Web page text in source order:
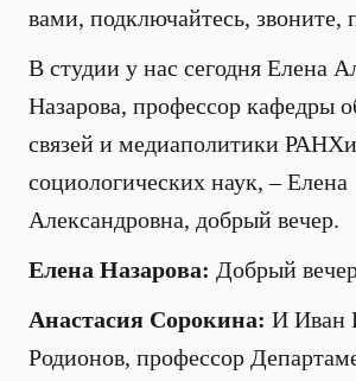
вами, подключайтесь, звоните,
В студии у нас сегодня Елена
Назарова, профессор кафедры
связей и медиаполитики
социологических наук, – Елена
Александровна, добрый вечер.
Елена Назарова: Добрый
Анастасия Сорокина: И Иван
Родионов, профессор